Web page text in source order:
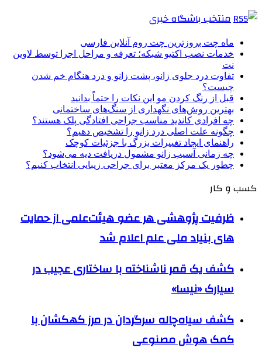
منتخب باشگاه خبری
ماه چت بروزترین چت روم آنلاین فارسی
خدمات نصب اکتیو شبکه؛ تعرفه و مراحل اجرا توسط لاوین
نت
تفاوت درد جلوی زانو، پشت زانو و درد هنگام خم شدن
چیست؟
قبل از رنگ کردن مو این نکات را حتماً بدانید
بهترین روش‌های نگهداری از سنگ‌های ساختمانی
چه افرادی کاندید مناسب جراحی افتادگی پلک هستند؟
چگونه علت اصلی درد زانو را تشخیص دهیم؟
راهنمای ایجاد تغییرات بزرگ با جزئیات کوچک
چه زمانی آسیب زانو مشمول دریافت دیه می‌شود؟
چطور یک مرکز معتبر برای جراحی زیبایی انتخاب کنیم؟
کسب و کار
ظرفیت پژوهشی هر عضو هیئت‌علمی از حمایت
های بنیاد ملی علم اعلام شد
کشف یک قمر ناشناخته با ساختاری عجیب در
سیارک «نیسا»
کشف سیاه‌چاله سرگردان در مرز کهکشان با
کمک هوش مصنوعی